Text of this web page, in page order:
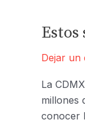
Estos
Dejar un
La
millones
conocer